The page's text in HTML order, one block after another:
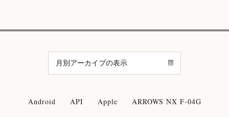
Android API Apple
ARROWS NX F-04G